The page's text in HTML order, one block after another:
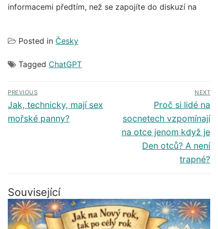
informacemi předtím, než se zapojíte do diskuzí na
Posted in Česky
Tagged ChatGPT
Navigace
pro
příspěvek
PREVIOUS
Předchozí
příspěvek
Jak, technicky, mají sex
mořské panny?
NEXT
Další
příspěvek
Proč si lidé na
socnetech vzpomínají
na otce jenom když je
Den otců? A není
trapné?
Související